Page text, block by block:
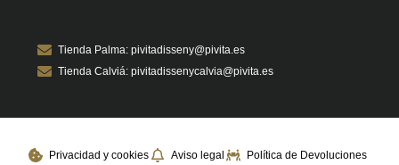
Tienda Palma: pivitadisseny@pivita.es
Tienda Calviá: pivitadissenycalvia@pivita.es
Privacidad y cookies Aviso legal Política de Devoluciones